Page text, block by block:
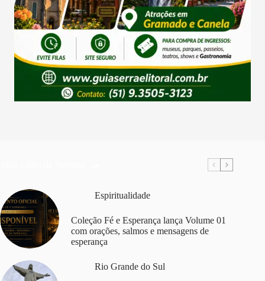
Espiritualidade
Coleção Fé e Esperança lança Volume 01
com orações, salmos e mensagens de
esperança
Rio Grande do Sul